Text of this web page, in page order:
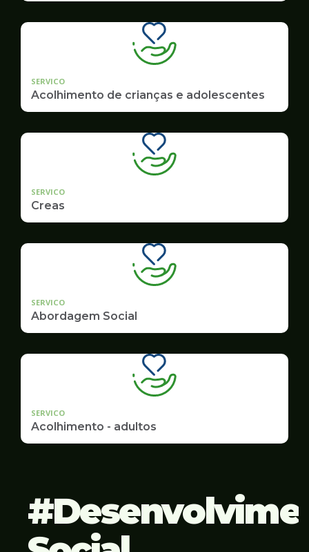
SERVICO
Acolhimento de crianças e adolescentes
SERVICO
Creas
SERVICO
Abordagem Social
SERVICO
Acolhimento - adultos